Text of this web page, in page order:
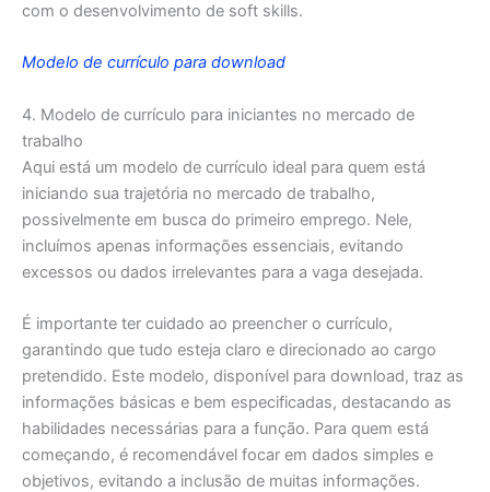
com o desenvolvimento de soft skills.
Modelo de currículo para download
4. Modelo de currículo para iniciantes no mercado de
trabalho
Aqui está um modelo de currículo ideal para quem está
iniciando sua trajetória no mercado de trabalho,
possivelmente em busca do primeiro emprego. Nele,
incluímos apenas informações essenciais, evitando
excessos ou dados irrelevantes para a vaga desejada.
É importante ter cuidado ao preencher o currículo,
garantindo que tudo esteja claro e direcionado ao cargo
pretendido. Este modelo, disponível para download, traz as
informações básicas e bem especificadas, destacando as
habilidades necessárias para a função. Para quem está
começando, é recomendável focar em dados simples e
objetivos, evitando a inclusão de muitas informações.